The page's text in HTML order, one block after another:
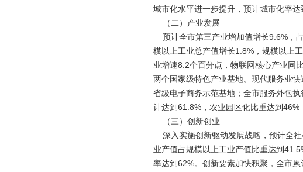
城市化水平进一步提升，预计城市化率达
（二）产业发展
预计全市第三产业增加值增长9.6%，
模以上工业总产值增长1.8%，规模以上
业增速8.2个百分点，物联网核心产业同
两个国家级特色产业基地。现代服务业
省级电子商务示范基地；全市服务外包
计达到61.8%，农业园区化比重达到46%
（三）创新创业
深入实施创新驱动发展战略，预计全
业产值占规模以上工业产值比重达到
率达到62%。创新要素加快积聚，全市